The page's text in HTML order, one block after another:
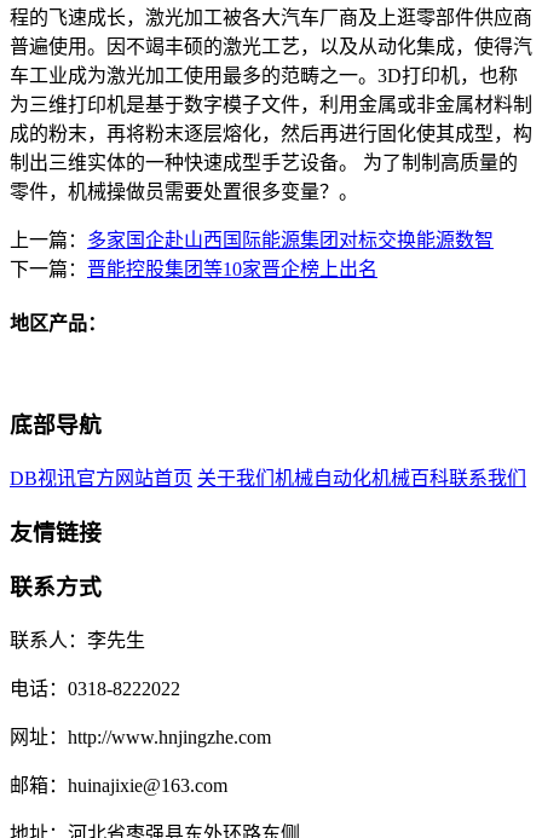
程的飞速成长，激光加工被各大汽车厂商及上逛零部件供应商
普遍使用。因不竭丰硕的激光工艺，以及从动化集成，使得汽
车工业成为激光加工使用最多的范畴之一。3D打印机，也称
为三维打印机是基于数字模子文件，利用金属或非金属材料制
成的粉末，再将粉末逐层熔化，然后再进行固化使其成型，构
制出三维实体的一种快速成型手艺设备。 为了制制高质量的
零件，机械操做员需要处置很多变量？。
上一篇： 多家国企赴山西国际能源集团对标交换能源数智
下一篇： 晋能控股集团等10家晋企榜上出名
地区产品：
底部导航
DB视讯官方网站首页 关于我们 机械自动化机械百科联系我们
友情链接
联系方式
联系人：李先生
电话：0318-8222022
网址：http://www.hnjingzhe.com
邮箱：huinajixie@163.com
地址：河北省枣强县东外环路东侧